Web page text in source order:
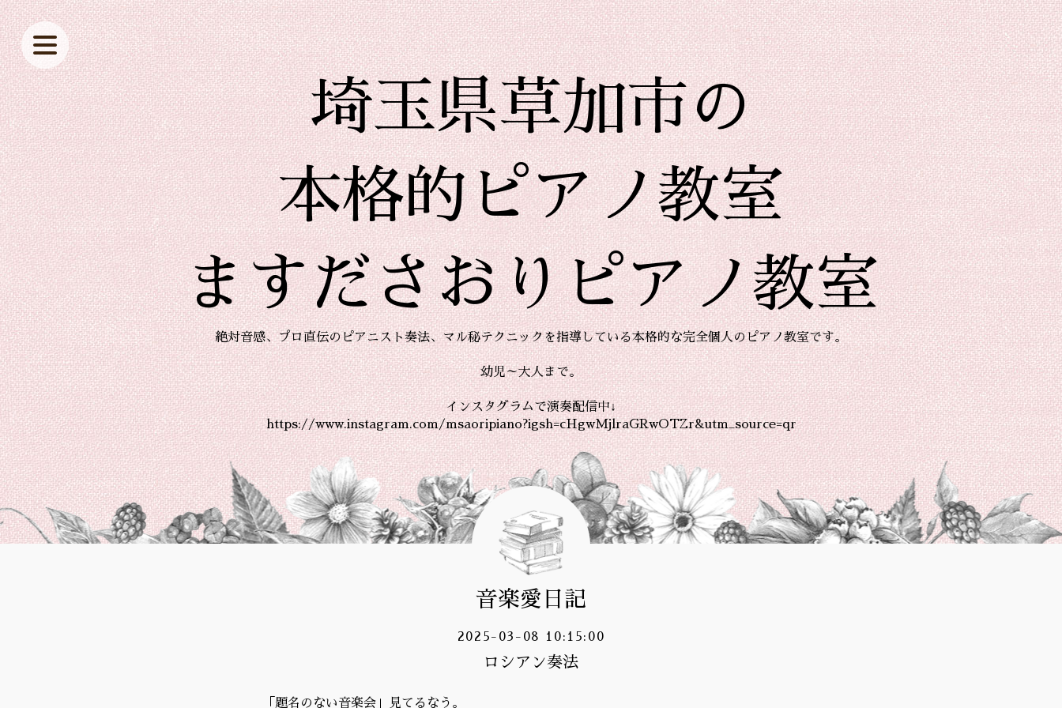
埼玉県草加市の
本格的ピアノ教室
ますださおりピアノ教室
絶対音感、プロ直伝のピアニスト奏法、マル秘テクニックを指導している本格的な完全個人のピアノ教室です。
幼児～大人まで。
インスタグラムで演奏配信中↓
https://www.instagram.com/msaoripiano?igsh=cHgwMjlraGRwOTZr&utm_source=qr
音楽愛日記
2025-03-08 10:15:00
ロシアン奏法
「題名のない音楽会」見てるなう。